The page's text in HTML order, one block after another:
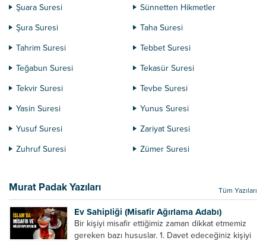
Şuara Suresi
Sünnetten Hikmetler
Şura Suresi
Taha Suresi
Tahrim Suresi
Tebbet Suresi
Teğabun Suresi
Tekasür Suresi
Tekvir Suresi
Tevbe Suresi
Yasin Suresi
Yunus Suresi
Yusuf Suresi
Zariyat Suresi
Zuhruf Suresi
Zümer Suresi
Murat Padak Yazıları Tüm Yazıları
Ev Sahipliği (Misafir Ağırlama Adabı)
Bir kişiyi misafir ettiğimiz zaman dikkat etmemiz
gereken bazı hususlar. 1. Davet edeceğiniz kişiyi